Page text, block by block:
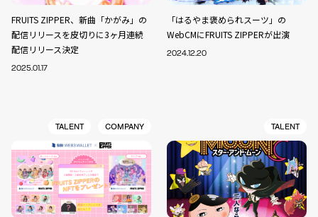
FRUITS ZIPPER、新曲「かがみ」の
配信リリースを皮切りに3ヶ月連続
配信リリース決定
2025.01.17
「はるやま褒められスーツ」の
WebCMにFRUITS ZIPPERが出演
2024.12.20
TALENT COMPANY TALENT